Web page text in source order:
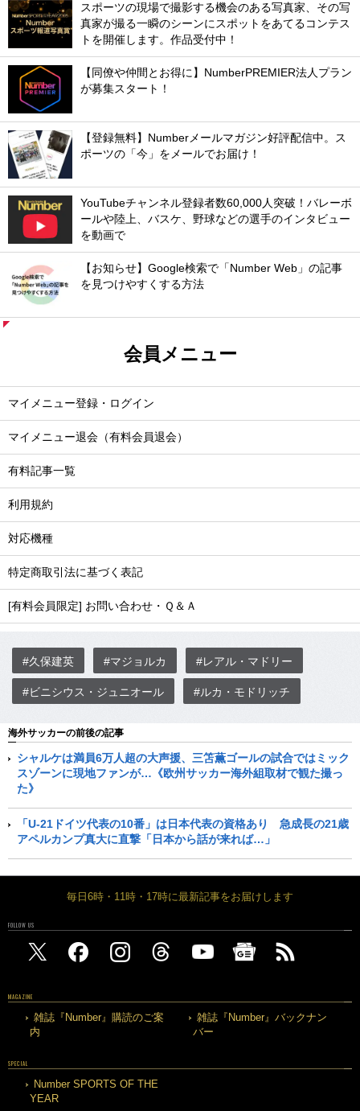
スポーツの現場で撮影する機会のある写真家、その写
真家が撮る一瞬のシーンにスポットをあてるコンテス
トを開催します。作品受付中！
【同僚や仲間とお得に】NumberPREMIER法人プラン
が募集スタート！
【登録無料】Numberメールマガジン好評配信中。ス
ポーツの「今」をメールでお届け！
YouTubeチャンネル登録者数60,000人突破！バレーボ
ールや陸上、バスケ、野球などの選手のインタビュー
を動画で
【お知らせ】Google検索で「Number Web」の記事
を見つけやすくする方法
会員メニュー
マイメニュー登録・ログイン
マイメニュー退会（有料会員退会）
有料記事一覧
利用規約
対応機種
特定商取引法に基づく表記
[有料会員限定] お問い合わせ・Ｑ＆Ａ
#久保建英 #マジョルカ #レアル・マドリー
#ビニシウス・ジュニオール #ルカ・モドリッチ
海外サッカーの前後の記事
シャルケは満員6万人超の大声援、三笘薫ゴールの試合ではミック
スゾーンに現地ファンが…《欧州サッカー海外組取材で観た撮っ
た》
「U-21ドイツ代表の10番」は日本代表の資格あり 急成長の21歳
アペルカンプ真大に直撃「日本から話が来れば…」
毎日6時・11時・17時に最新記事をお届けします
FOLLOW US
MAGAZINE
雑誌『Number』購読のご案
内
雑誌『Number』バックナン
バー
SPECIAL
Number SPORTS OF THE
YEAR